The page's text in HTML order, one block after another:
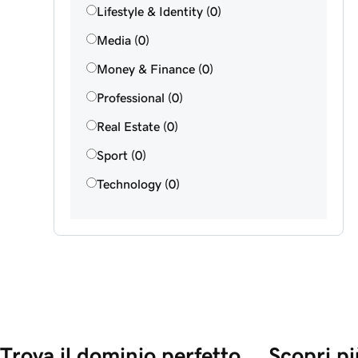
Lifestyle & Identity (0)
Media (0)
Money & Finance (0)
Professional (0)
Real Estate (0)
Sport (0)
Technology (0)